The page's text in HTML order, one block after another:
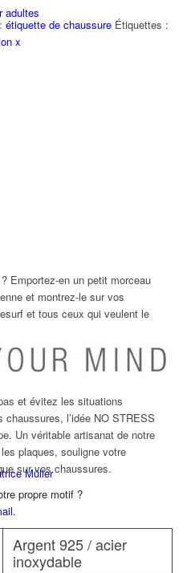
adultes
Müller
:étiquette de chaussure Étiquettes :
x
Emportez-en un petit morceau
et montrez-le sur vos
et tous ceux qui veulent le
et évitez les situations
l’idée NO STRESS
Un véritable artisanat de notre
plaques, souligne votre
sur vos chaussures.
propre motif ?
Argent 925 / acier
inoxydable